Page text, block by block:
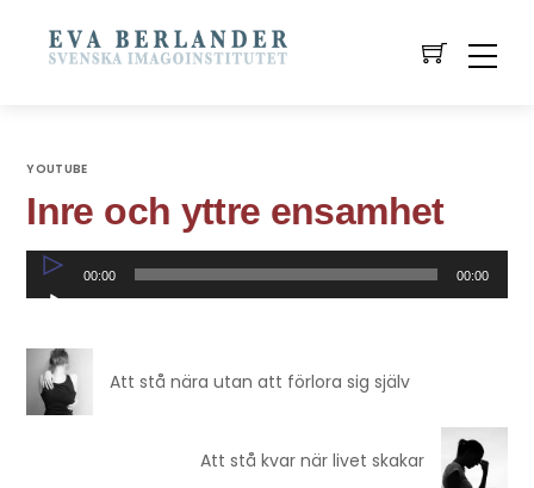
YOUTUBE
Inre och yttre ensamhet
Ljudspelare
00:00 00:00
Att stå nära utan att förlora sig själv
Att stå kvar när livet skakar